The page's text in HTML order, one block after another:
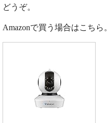
どうぞ。
Amazonで買う場合はこちら。